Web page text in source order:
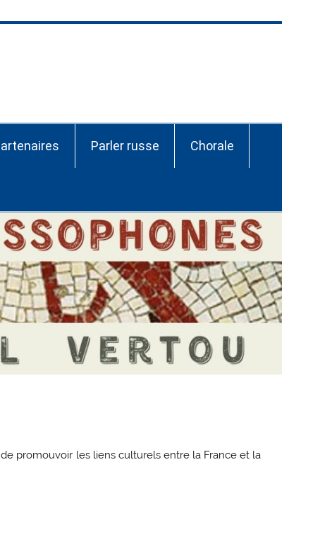
Parler russe Chorale
promouvoir les liens culturels entre la France et la